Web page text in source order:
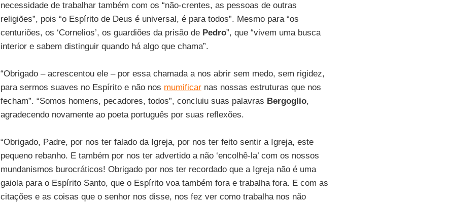
necessidade de trabalhar também com os “não-crentes, as pessoas de outras
religiões”, pois “o Espírito de Deus é universal, é para todos”. Mesmo para “os
centuriões, os ‘Cornelios’, os guardiões da prisão de Pedro”, que “vivem uma busca
interior e sabem distinguir quando há algo que chama”.
“Obrigado – acrescentou ele – por essa chamada a nos abrir sem medo, sem rigidez,
para sermos suaves no Espírito e não nos mumificarnas nossas estruturas que nos
fecham”. “Somos homens, pecadores, todos”, concluiu suas palavras Bergoglio,
agradecendo novamente ao poeta português por suas reflexões.
“Obrigado, Padre, por nos ter falado da Igreja, por nos ter feito sentir a Igreja, este
pequeno rebanho. E também por nos ter advertido a não ‘encolhê-la’ com os nossos
mundanismos burocráticos! Obrigado por nos ter recordado que a Igreja não é uma
gaiola para o Espírito Santo, que o Espírito voa também fora e trabalha fora. E com as
citações e as coisas que o senhor nos disse, nos fez ver como trabalha nos não